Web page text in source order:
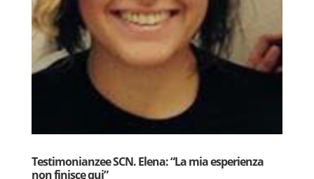
Testimonianzee SCN. Elena: “La mia esperienza
non finisce qui”